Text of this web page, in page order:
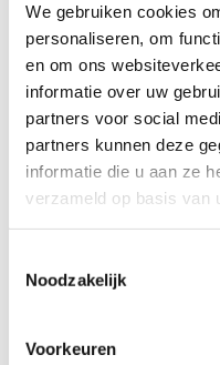
We gebruiken cookies
personaliseren, om
en om ons
informatie over uw
partners voor social
partners kunnen deze
informatie die u aan ze
verzameld op basis van
Noodzakelijk
Voorkeuren
Waar geef ik een
Wanneer komt de
de wandelagenda?
Vragen
wandeltocht. Waar